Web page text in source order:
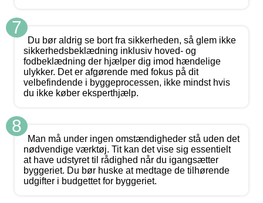
7
Du bør aldrig se bort fra sikkerheden, så glem ikke
sikkerhedsbeklædning inklusiv hoved- og
fodbeklædning der hjælper dig imod hændelige
ulykker. Det er afgørende med fokus på dit
velbefindende i byggeprocessen, ikke mindst hvis
du ikke køber eksperthjælp.
8
Man må under ingen omstændigheder stå uden det
nødvendige værktøj. Tit kan det vise sig essentielt
at have udstyret til rådighed når du igangsætter
byggeriet. Du bør huske at medtage de tilhørende
udgifter i budgettet for byggeriet.